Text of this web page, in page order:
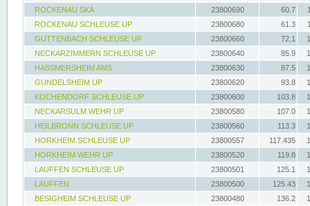
ROCKENAU SKA
23800690 60.7
ROCKENAU SCHLEUSE UP
23800680 61.3
GUTTENBACH SCHLEUSE UP
23800660 72.1
NECKARZIMMERN SCHLEUSE UP
23800640 85.9
HASSMERSHEIM AMS
23800630 87.5
GUNDELSHEIM UP
23800620 93.8
KOCHENDORF SCHLEUSE UP
23800600 103.8
NECKARSULM WEHR UP
23800580 107.0
HEILBRONN SCHLEUSE UP
23800560 113.3
HORKHEIM SCHLEUSE UP
23800557 117.435
HORKHEIM WEHR UP
23800520 119.8
LAUFFEN SCHLEUSE UP
23800501 125.1
LAUFFEN
23800500 125.43
BESIGHEIM SCHLEUSE UP
23800480 136.2